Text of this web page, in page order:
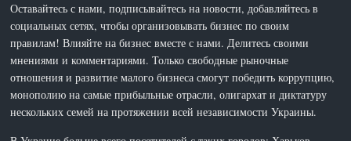
Оставайтесь с нами, подписывайтесь на новости, добавляйтесь в
социальных сетях, чтобы организовывать бизнес по своим
правилам! Влияйте на бизнес вместе с нами. Делитесь своими
мнениями и комментариями. Только свободные рыночные
отношения и развитие малого бизнеса смогут победить коррупцию,
монополию на самые прибыльные отрасли, олигархат и диктатуру
нескольких семей на протяжении всей независимости Украины.